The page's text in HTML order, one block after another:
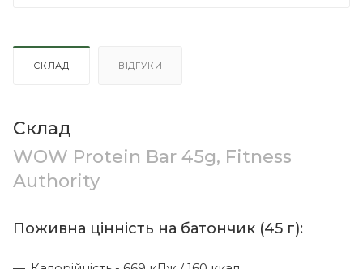
СКЛАД ВІДГУКИ
Склад
WOW Protein Bar 45g, Fitness
Authority
Поживна цінність на батончик (45 г):